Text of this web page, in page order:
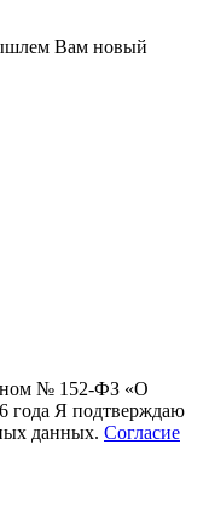
Вам новый
№ 152-ФЗ «О
года Я подтверждаю
данных. Согласие